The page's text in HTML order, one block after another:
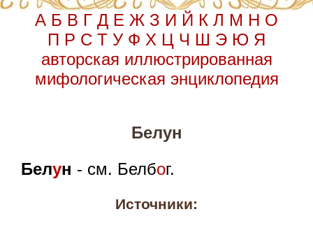
А Б В Г Д Е Ж З И Й К Л М Н О
П Р С Т У Ф Х Ц Ч Ш Э Ю Я
авторская иллюстрированная
мифологическая энциклопедия
Белун
Белун - см. Белбог.
Источники: